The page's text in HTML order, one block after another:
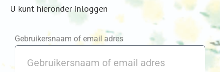
U kunt hieronder inloggen
Gebruikersnaam of email adres